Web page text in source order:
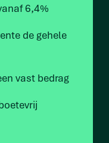
6,4%
de gehele
vast bedrag